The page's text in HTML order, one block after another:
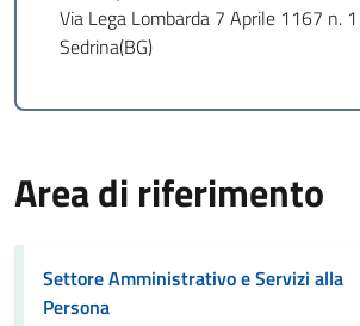
Via Lega Lombarda 7 Aprile 1167 n.
Sedrina(BG)
Area di riferimento
Settore Amministrativo e Servizi alla
Persona